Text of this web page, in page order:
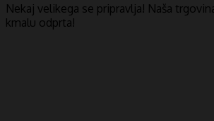
Nekaj ​​velikega se pripravlja! Naša
kmalu odprta!